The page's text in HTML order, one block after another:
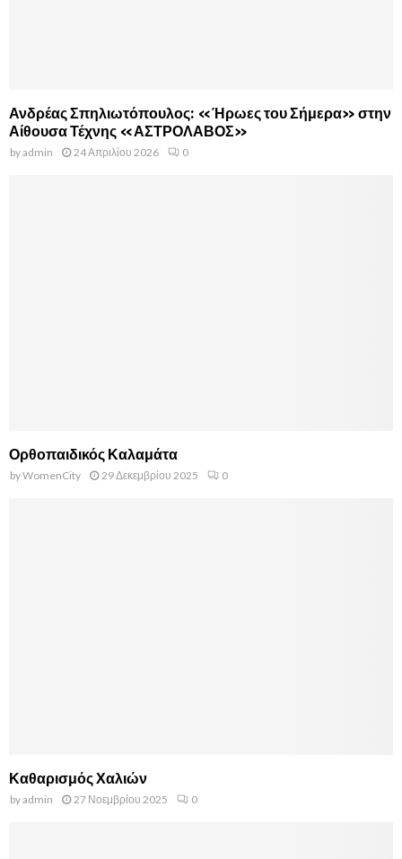
Ανδρέας Σπηλιωτόπουλος: «Ήρωες του Σήμερα» στην
Αίθουσα Τέχνης «ΑΣΤΡΟΛΑΒΟΣ»
byadmin 24 Απριλίου 2026 0
Ορθοπαιδικός Καλαμάτα
byWomenCity 29 Δεκεμβρίου 2025 0
Καθαρισμός Χαλιών
byadmin 27 Νοεμβρίου 2025 0